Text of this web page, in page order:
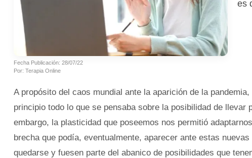
Fecha Publicación: 28/07/22
Por: Terapia Online
es
A propósito del caos mundial ante la aparición de la
principio todo lo que se pensaba sobre la posibilidad de
embargo, la plasticidad que poseemos nos permitió
brecha que podía, eventualmente, aparecer ante estas
quedarse y fuesen parte del abanico de posibilidades que